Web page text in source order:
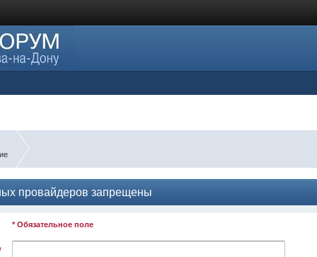
провайдеров запрещены
* Обязательное поле